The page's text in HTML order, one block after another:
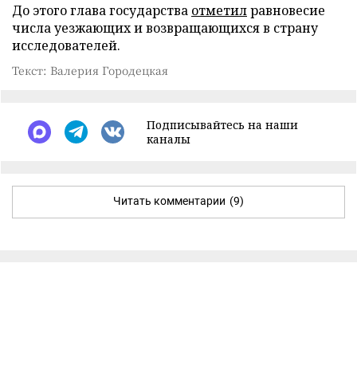
До этого глава государства отметилравновесие
числа уезжающих и возвращающихся в страну
исследователей.
Текст: Валерия Городецкая
Подписывайтесь на наши
каналы
Читать комментарии (9)